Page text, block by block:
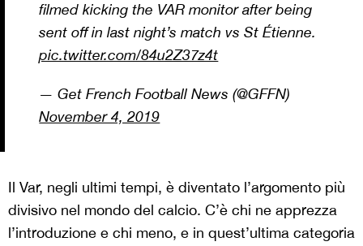
filmed kicking the VAR monitor after being
sent off in last night’s match vs St Étienne.
pic.twitter.com/84u2Z37z4t
— Get French Football News (@GFFN)
November 4, 2019
Il Var, negli ultimi tempi, è diventato l’argomento più
divisivo nel mondo del calcio. C’è chi ne apprezza
l’introduzione e chi meno, e in quest’ultima categoria